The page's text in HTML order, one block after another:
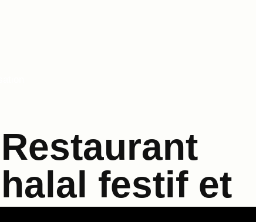
Restaurant
halal festif et